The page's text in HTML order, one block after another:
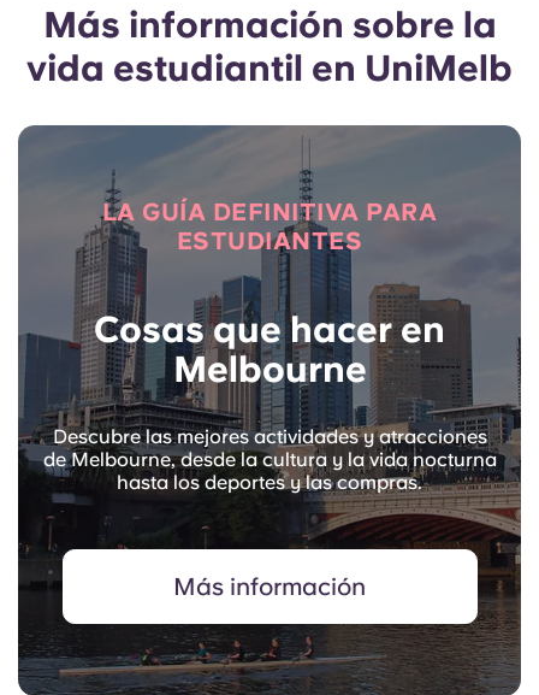
Más información sobre la
vida estudiantil en UniMelb
LA GUÍA DEFINITIVA PARA
ESTUDIANTES
Cosas que hacer en
Melbourne
Descubre las mejores actividades y atracciones
de Melbourne, desde la cultura y la vida nocturna
hasta los deportes y las compras.
Más información